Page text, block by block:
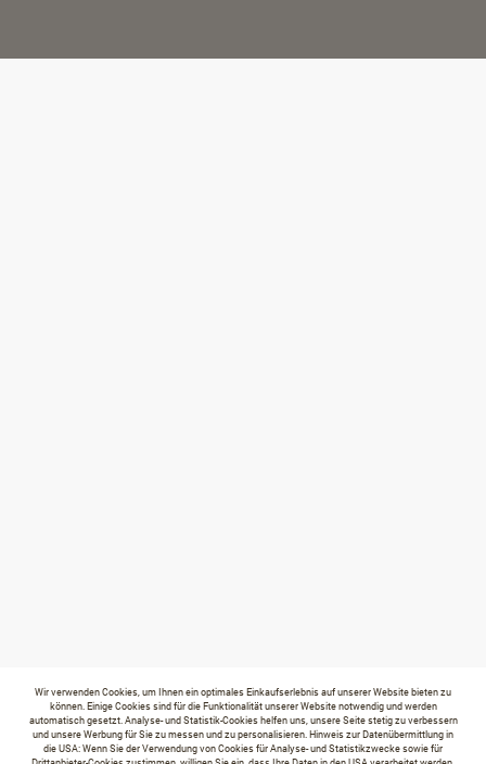
Wir verwenden Cookies, um Ihnen ein optimales Einkaufserlebnis auf unserer Website bieten zu
können. Einige Cookies sind für die Funktionalität unserer Website notwendig und werden
automatisch gesetzt. Analyse- und Statistik-Cookies helfen uns, unsere Seite stetig zu verbessern
und unsere Werbung für Sie zu messen und zu personalisieren. Hinweis zur Datenübermittlung in
die USA: Wenn Sie der Verwendung von Cookies für Analyse- und Statistikzwecke sowie für